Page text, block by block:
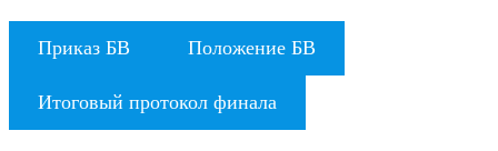
Приказ БВ Положение БВ
Итоговый протокол финала